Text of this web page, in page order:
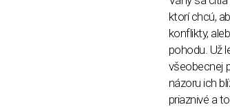
ktorí chcú,
konflikty,
pohodu. Už
všeobecnej
názoru ich
priaznivé a